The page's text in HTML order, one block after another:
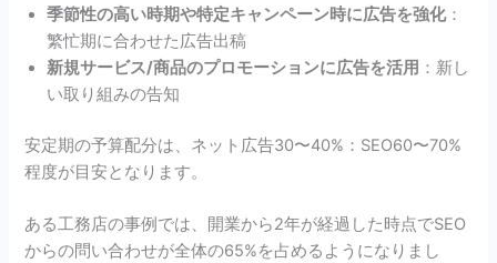
季節性の高い時期や特定キャンペーン時に広告を強化：
繁忙期に合わせた広告出稿
新規サービス/商品のプロモーションに広告を活用 ：新し
い取り組みの告知
安定期の予算配分は、ネット広告30〜40%：SEO60〜70%
程度が目安となります。
ある工務店の事例では、開業から2年が経過した時点でSEO
からの問い合わせが全体の65%を占めるようになりまし